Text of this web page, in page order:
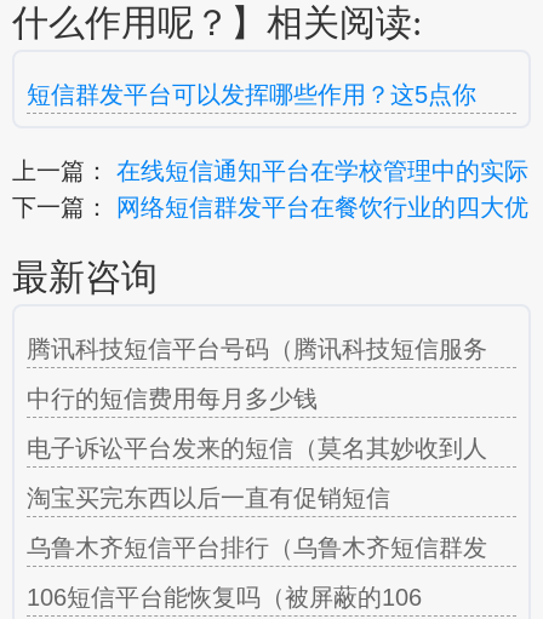
什么作用呢？】相关阅读:
短信群发平台可以发挥哪些作用？这5点你
上一篇： 在线短信通知平台在学校管理中的实际
下一篇：
网络短信群发平台在餐饮行业的四大优
最新咨询
腾讯科技短信平台号码（腾讯科技短信服务
中行的短信费用每月多少钱
电子诉讼平台发来的短信（莫名其妙收到人
淘宝买完东西以后一直有促销短信
乌鲁木齐短信平台排行（乌鲁木齐短信群发
106短信平台能恢复吗（被屏蔽的106